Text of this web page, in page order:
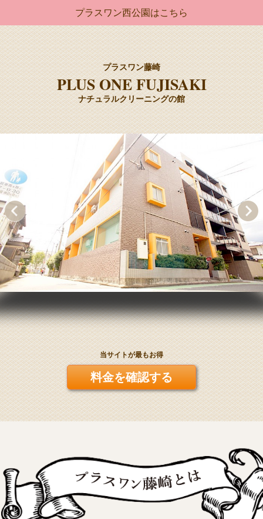
プラスワン西公園はこちら
プラスワン藤崎
PLUS ONE FUJISAKI
ナチュラルクリーニングの館
当サイトが最もお得
料金を確認する